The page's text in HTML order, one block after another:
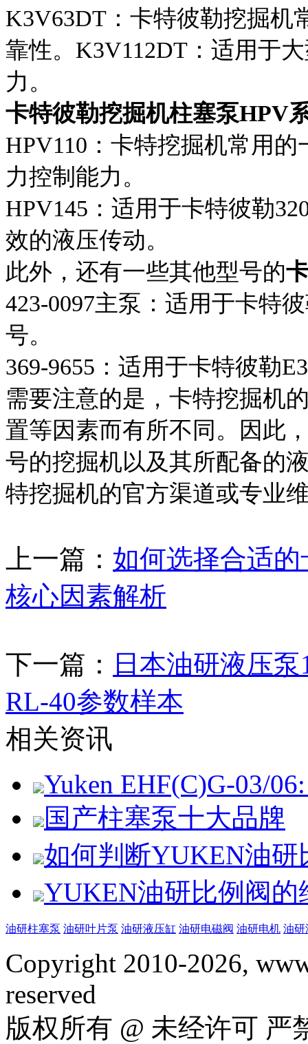
K3V63DT：卡特彼勒挖掘机
靠性。K3V112DT：适用于
力。
卡特彼勒挖掘机柱塞泵HPV
HPV110：卡特挖掘机常用
力控制能力。
HPV145：适用于卡特彼勒
效的液压传动。
此外，还有一些其他型号的
423-0097主泵：适用于卡特
号。
369-9655：适用于卡特彼勒
需要注意的是，卡特挖掘机
置等因素而有所不同。因此
号的挖掘机以及其所配备的
特挖掘机的官方渠道或专业
上一篇： 如何选择合适
核心因素解析
下一篇：
日本油研液压泵
RL-40参数样本
相关资讯
Yuken EHF(C)G-03/
国产柱塞泵十大品牌
如何判断YUKEN油
YUKEN油研比例阀的
油研柱塞泵 油研叶片泵 油研液压缸 油研电磁阀 油研电机 油研
Copyright 2010-2026,
reserved
版权所有 @ 未经许可 严